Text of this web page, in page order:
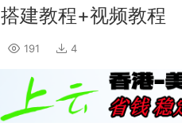
建教程+视频教程
191 4